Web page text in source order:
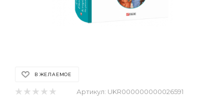
В ЖЕЛАЕМОЕ
Артикул: UKR000000000026591